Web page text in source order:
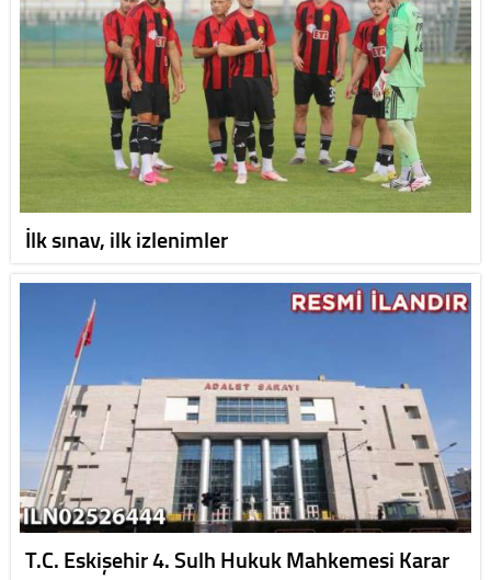
İlk sınav, ilk izlenimler
T.C. Eskişehir 4. Sulh Hukuk Mahkemesi Karar